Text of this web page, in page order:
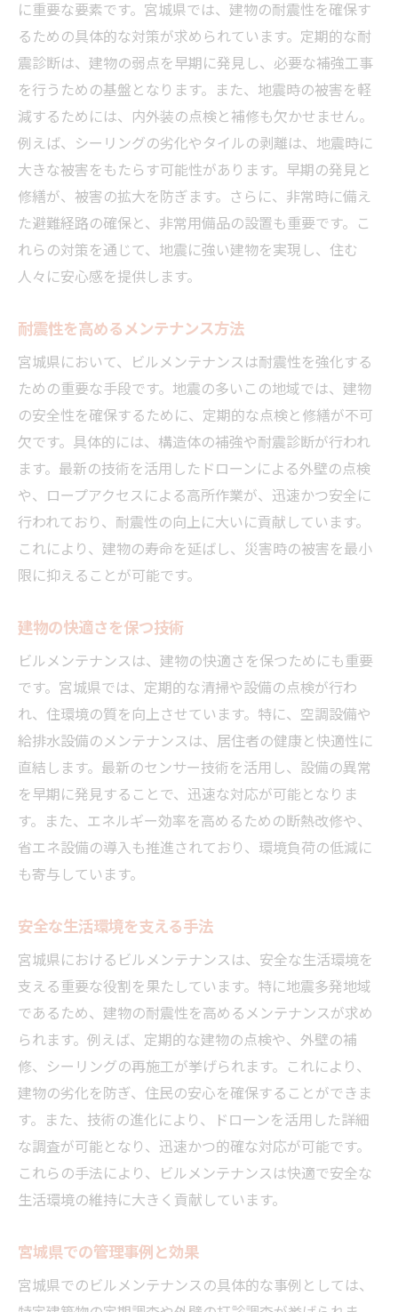
安全性を確保するための対策
地震に備える建物管理術
快適さを維持するための手法
効果的なメンテナンス事例紹介
宮城県での成功事例から学ぶ
定期的な点検がもたらす建物の安心
ビルメンテナンスで安心提供
建物の安全性を向上させる方法
安心感を高める点検のポイント
宮城県での具体的な実践例
快適な環境を作るビルメンテナンス
ビルメンテナンスで環境改善
快適さを保つための秘訣
建物の機能を維持する技術
生活環境を向上させる施策
宮城県での効果的な事例
ビルメンテナンスで建物強化
安全性を確保するための工夫
地震対策を強化する方法
安心して暮らせる環境作り
建物管理で安全性を向上
宮城県の建物を守るメンテナンスの役割
ビルメンテナンスが果たす役割
建物の長寿命化を図る方法
安心感を提供する管理手法
快適な環境維持の秘訣
宮城県での実践例を活用する
に重要な要素です。宮城県では、建物の耐震性を確保す
るための具体的な対策が求められています。定期的な耐
震診断は、建物の弱点を早期に発見し、必要な補強工事
を行うための基盤となります。また、地震時の被害を軽
減するためには、内外装の点検と補修も欠かせません。
例えば、シーリングの劣化やタイルの剥離は、地震時に
大きな被害をもたらす可能性があります。早期の発見と
修繕が、被害の拡大を防ぎます。さらに、非常時に備え
た避難経路の確保と、非常用備品の設置も重要です。こ
れらの対策を通じて、地震に強い建物を実現し、住む
人々に安心感を提供します。
耐震性を高めるメンテナンス方法
宮城県において、ビルメンテナンスは耐震性を強化する
ための重要な手段です。地震の多いこの地域では、建物
の安全性を確保するために、定期的な点検と修繕が不可
欠です。具体的には、構造体の補強や耐震診断が行われ
ます。最新の技術を活用したドローンによる外壁の点検
や、ロープアクセスによる高所作業が、迅速かつ安全に
行われており、耐震性の向上に大いに貢献しています。
これにより、建物の寿命を延ばし、災害時の被害を最小
限に抑えることが可能です。
建物の快適さを保つ技術
ビルメンテナンスは、建物の快適さを保つためにも重要
です。宮城県では、定期的な清掃や設備の点検が行わ
れ、住環境の質を向上させています。特に、空調設備や
給排水設備のメンテナンスは、居住者の健康と快適性に
直結します。最新のセンサー技術を活用し、設備の異常
を早期に発見することで、迅速な対応が可能となりま
す。また、エネルギー効率を高めるための断熱改修や、
省エネ設備の導入も推進されており、環境負荷の低減に
も寄与しています。
安全な生活環境を支える手法
宮城県におけるビルメンテナンスは、安全な生活環境を
支える重要な役割を果たしています。特に地震多発地域
であるため、建物の耐震性を高めるメンテナンスが求め
られます。例えば、定期的な建物の点検や、外壁の補
修、シーリングの再施工が挙げられます。これにより、
建物の劣化を防ぎ、住民の安心を確保することができま
す。また、技術の進化により、ドローンを活用した詳細
な調査が可能となり、迅速かつ的確な対応が可能です。
これらの手法により、ビルメンテナンスは快適で安全な
生活環境の維持に大きく貢献しています。
宮城県での管理事例と効果
宮城県でのビルメンテナンスの具体的な事例としては、